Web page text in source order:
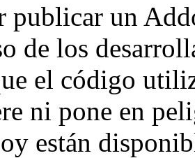
publicar un
de los
el código
ni pone en
están